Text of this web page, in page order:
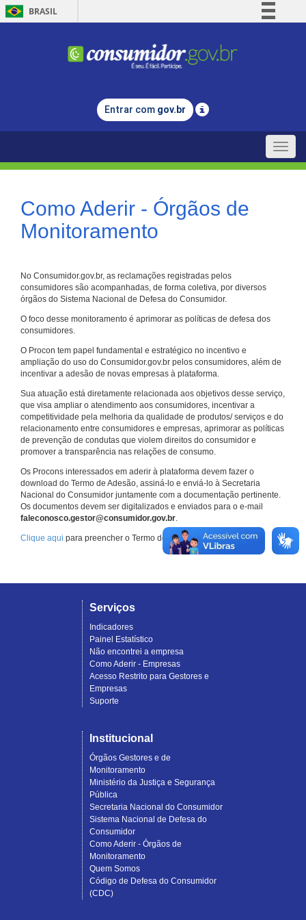
BRASIL
Comunica BR
Legislação
Entrar com gov.br
Toggle
Como Aderir - Órgãos de
Monitoramento
No Consumidor.gov.br, as reclamações registradas pelos
consumidores são acompanhadas, de forma coletiva, por diversos
órgãos do Sistema Nacional de Defesa do Consumidor.
O foco desse monitoramento é aprimorar as políticas de defesa dos
consumidores.
O Procon tem papel fundamental e estratégico no incentivo e
ampliação do uso do Consumidor.gov.br pelos consumidores, além de
incentivar a adesão de novas empresas à plataforma.
Sua atuação está diretamente relacionada aos objetivos desse serviço,
que visa ampliar o atendimento aos consumidores, incentivar a
competitividade pela melhoria da qualidade de produtos/ serviços e do
relacionamento entre consumidores e empresas, aprimorar as políticas
de prevenção de condutas que violem direitos do consumidor e
promover a transparência nas relações de consumo.
Os Procons interessados em aderir à plataforma devem fazer o
download do Termo de Adesão, assiná-lo e enviá-lo à Secretaria
Nacional do Consumidor juntamente com a documentação pertinente.
Os documentos devem ser digitalizados e enviados para o e-mail
faleconosco.gestor@consumidor.gov.br.
Clique aqui para preencher o Termo de Adesão.
Serviços
Indicadores
Painel Estatístico
Não encontrei a empresa
Como Aderir - Empresas
Acesso Restrito para Gestores e
Empresas
Suporte
Institucional
Órgãos Gestores e de
Monitoramento
Ministério da Justiça e Segurança
Pública
Secretaria Nacional do Consumidor
Sistema Nacional de Defesa do
Consumidor
Como Aderir - Órgãos de
Monitoramento
Quem Somos
Código de Defesa do Consumidor
(CDC)